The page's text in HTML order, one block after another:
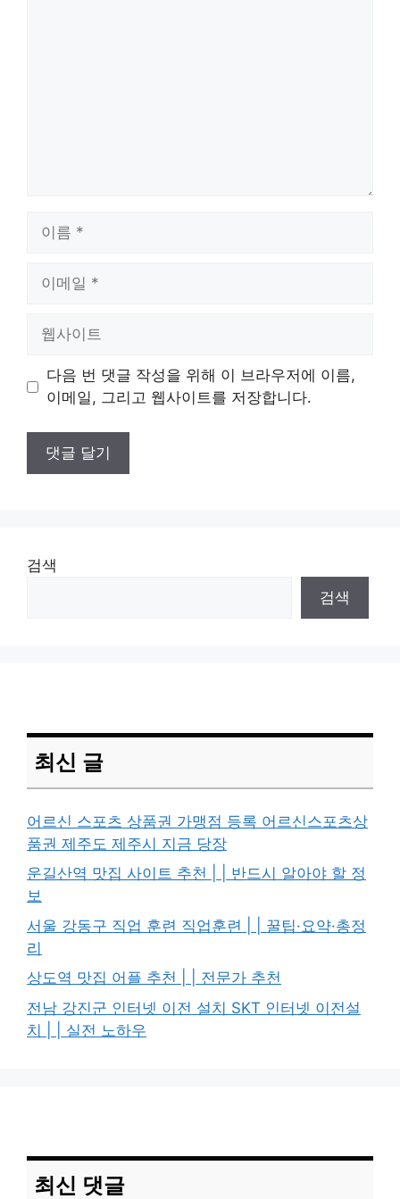
트
다음 번 댓글 작성을 위해 이 브라우저에 이름,
이메일, 그리고 웹사이트를 저장합니다.
검색
검색
최신 글
어르신 스포츠 상품권 가맹점 등록 어르신스포츠상
품권 제주도 제주시 지금 당장
운길산역 맛집 사이트 추천 | | 반드시 알아야 할 정
보
서울 강동구 직업 훈련 직업훈련 | | 꿀팁·요약·총정
리
상도역 맛집 어플 추천 | | 전문가 추천
전남 강진군 인터넷 이전 설치 SKT 인터넷 이전설
치 | | 실전 노하우
최신 댓글